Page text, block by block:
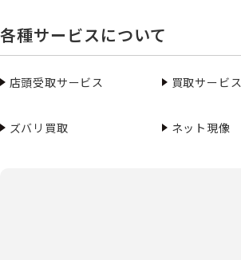
各種サービスについて
店頭受取サービス 買取サービス
ズバリ買取 ネット現像